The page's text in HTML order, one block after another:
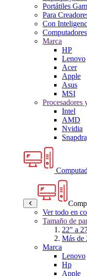
Portátiles
Para
Con
Marca
HP
Lenovo
Acer
Apple
Asus
MSI
Procesadores
Intel
AMD
Nvidia
Ver todo en
Tamaño de
22" a
Más de
Marca
Lenovo
Hp
Apple